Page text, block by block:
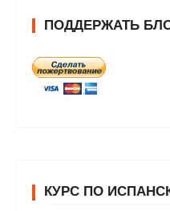
ПОДДЕРЖАТЬ
КУРС ПО